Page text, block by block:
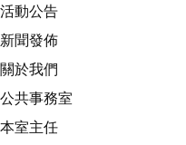
活動公告
新聞發佈
關於我們
公共事務室
本室主任